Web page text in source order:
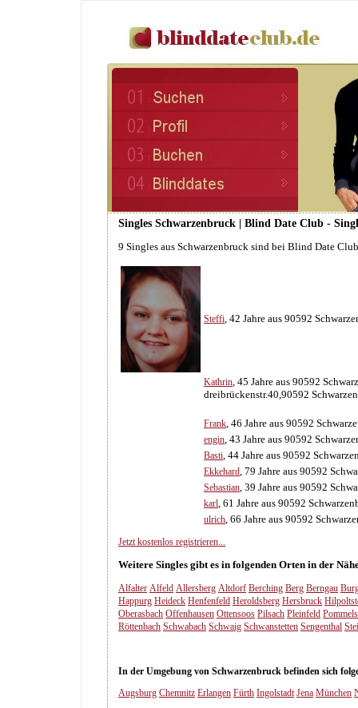
Singles Schwarzenbruck | Blind Date Club -
9 Singles aus Schwarzenbruck sind bei Blind Date
Steffi, 42 Jahre aus 90592
Kathrin, 45 Jahre aus 90592
dreibrückenstr.40,90592
Frank, 46 Jahre aus 90592
engin, 43 Jahre aus 90592
Basti, 44 Jahre aus 90592
Ekkehard, 79 Jahre aus 90592
Sebastian, 39 Jahre aus 90592
karl, 61 Jahre aus 90592
ulrich, 66 Jahre aus 90592
Jetzt kostenlos registrieren...
Weitere Singles gibt es in folgenden Orten in der
Alfalter Alfeld Allersberg Altdorf Berching Berg Berngau
Happurg Heideck Henfenfeld Heroldsberg Hersbruck
Oberasbach Offenhausen Ottensoos Pilsach Pleinfeld
Röttenbach Schwabach Schwaig Schwanstetten Sengenthal
In der Umgebung von Schwarzenbruck befinden sich
Augsburg Chemnitz Erlangen Fürth Ingolstadt Jena München